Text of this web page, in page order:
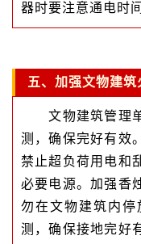
器时要注意通电时
五、加强文物建筑
文物建筑管理单
测，确保完好有效
禁止超负荷用电和
必要电源。加强香
勿在文物建筑内
测，确保接地完好